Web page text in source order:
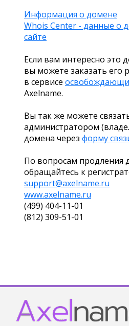
Информация о домене
Whois Center - данные о
сайте
Если вам интересно это
вы можете заказать его
в сервисе
Axelname.
Вы так же можете
администратором
домена через форму
По вопросам продления
обращайтесь к
support@axelname.ru
www.axelname.ru
(499) 404-11-01
(812) 309-51-01